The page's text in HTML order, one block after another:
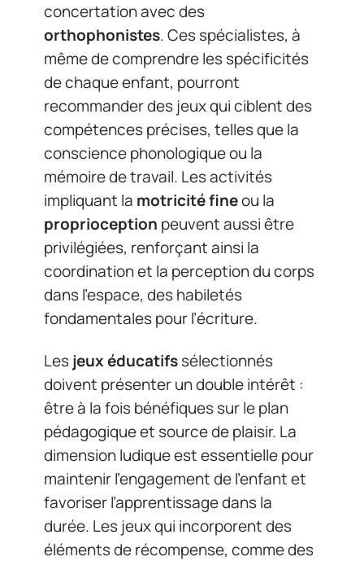
concertation avec des
orthophonistes. Ces spécialistes, à
même de comprendre les spécificités
de chaque enfant, pourront
recommander des jeux qui ciblent des
compétences précises, telles que la
conscience phonologique ou la
mémoire de travail. Les activités
impliquant la motricité fineou la
proprioception peuvent aussi être
privilégiées, renforçant ainsi la
coordination et la perception du corps
dans l’espace, des habiletés
fondamentales pour l’écriture.
Lesjeux éducatifssélectionnés
doivent présenter un double intérêt :
être à la fois bénéfiques sur le plan
pédagogique et source de plaisir. La
dimension ludique est essentielle pour
maintenir l’engagement de l’enfant et
favoriser l’apprentissage dans la
durée. Les jeux qui incorporent des
éléments de récompense, comme des